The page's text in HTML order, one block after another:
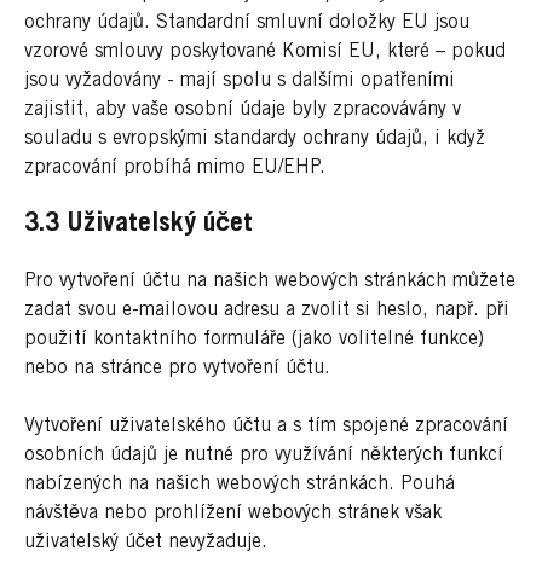
ochrany údajů. Standardní smluvní doložky EU jsou
vzorové smlouvy poskytované Komisí EU, které – pokud
jsou vyžadovány - mají spolu s dalšími opatřeními
zajistit, aby vaše osobní údaje byly zpracovávány v
souladu s evropskými standardy ochrany údajů, i když
zpracování probíhá mimo EU/EHP.
3.3 Uživatelský účet
Pro vytvoření účtu na našich webových stránkách můžete
zadat svou e-mailovou adresu a zvolit si heslo, např. při
použití kontaktního formuláře (jako volitelné funkce)
nebo na stránce pro vytvoření účtu.
Vytvoření uživatelského účtu a s tím spojené zpracování
osobních údajů je nutné pro využívání některých funkcí
nabízených na našich webových stránkách. Pouhá
návštěva nebo prohlížení webových stránek však
uživatelský účet nevyžaduje.